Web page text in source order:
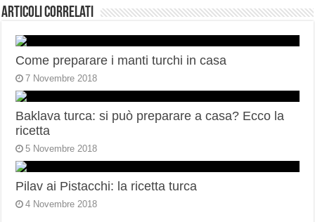
Articoli correlati
Come preparare i manti turchi in casa
7 Novembre 2018
Baklava turca: si può preparare a casa? Ecco la
ricetta
5 Novembre 2018
Pilav ai Pistacchi: la ricetta turca
4 Novembre 2018